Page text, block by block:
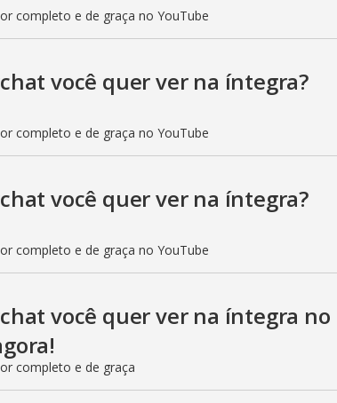
completo e de graça no YouTube
você quer ver na íntegra?
completo e de graça no YouTube
você quer ver na íntegra?
completo e de graça no YouTube
você quer ver na íntegra no
completo e de graça